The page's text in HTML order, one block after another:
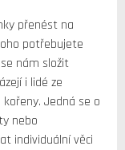
přenést na
potřebujete
nám složit
i lidé ze
kořeny. Jedná se o
nebo
individuální věci